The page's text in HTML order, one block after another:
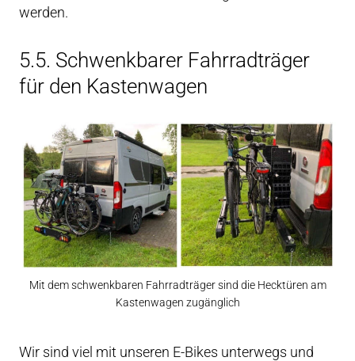
werden.
5.5. Schwenkbarer Fahrradträger
für den Kastenwagen
Mit dem schwenkbaren Fahrradträger sind die Hecktüren am
Kastenwagen zugänglich
Wir sind viel mit unseren E-Bikes unterwegs und